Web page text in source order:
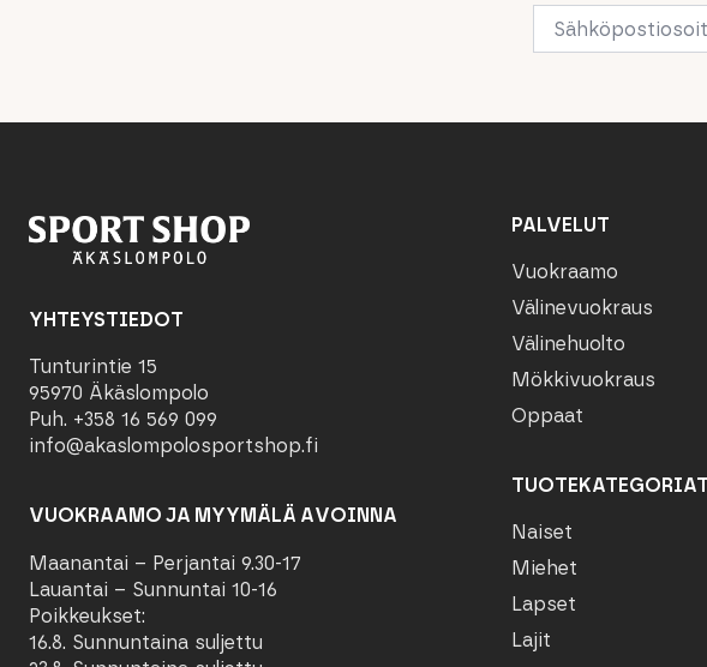
Email
YHTEYSTIEDOT
Tunturintie 15
95970 Äkäslompolo
Puh. +358 16 569 099
info@akaslompolosportshop.fi
VUOKRAAMO JA MYYMÄLÄ AVOINNA
Maanantai – Perjantai 9.30-17
Lauantai – Sunnuntai 10-16
Poikkeukset:
16.8. Sunnuntaina suljettu
PALVELUT
Vuokraamo
Välinevuokraus
Välinehuolto
Mökkivuokraus
Oppaat
TUOTEKATEGORIAT
Naiset
Miehet
Lapset
Lajit